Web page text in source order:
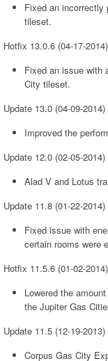
Fixed an
tileset.
Hotfix 13.0.6 (04-17-2014)
Fixed an issue with
City tileset.
Update 13.0 (04-09-2014)
Improved the
Update 12.0 (02-05-2014)
Alad V and Lotus
Update 11.8 (01-22-2014)
Fixed issue with
certain rooms were
Hotfix 11.5.6 (01-02-2014)
Lowered the
the Jupiter Gas
Update 11.5 (12-19-2013)
Corpus Gas City